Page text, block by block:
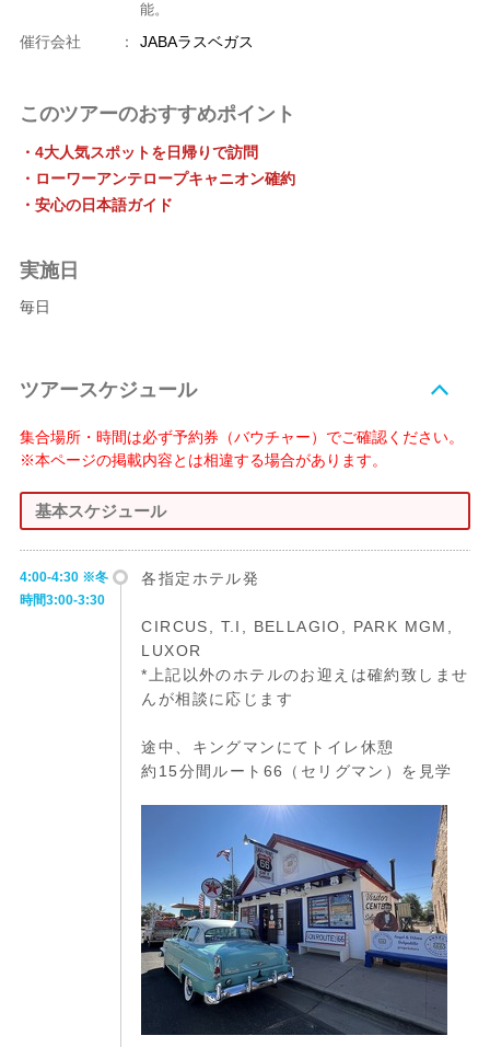
能。
催行会社 ： JABAラスベガス
このツアーのおすすめポイント
・4大人気スポットを日帰りで訪問
・ローワーアンテロープキャニオン確約
・安心の日本語ガイド
実施日
毎日
ツアースケジュール
集合場所・時間は必ず予約券（バウチャー）でご確認ください。
※本ページの掲載内容とは相違する場合があります。
基本スケジュール
4:00-4:30 ※冬
時間3:00-3:30
各指定ホテル発
CIRCUS, T.I, BELLAGIO, PARK MGM,
LUXOR
*上記以外のホテルのお迎えは確約致しませ
んが相談に応じます
途中、キングマンにてトイレ休憩
約15分間ルート66（セリグマン）を見学